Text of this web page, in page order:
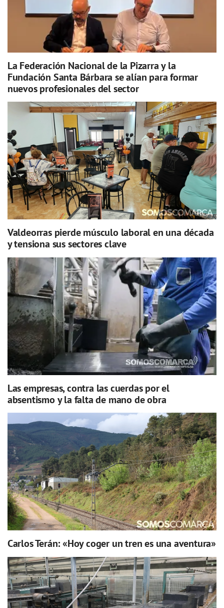
La Federación Nacional de la Pizarra y la
Fundación Santa Bárbara se alían para formar
nuevos profesionales del sector
Valdeorras pierde músculo laboral en una década
y tensiona sus sectores clave
Las empresas, contra las cuerdas por el
absentismo y la falta de mano de obra
Carlos Terán: «Hoy coger un tren es una aventura»